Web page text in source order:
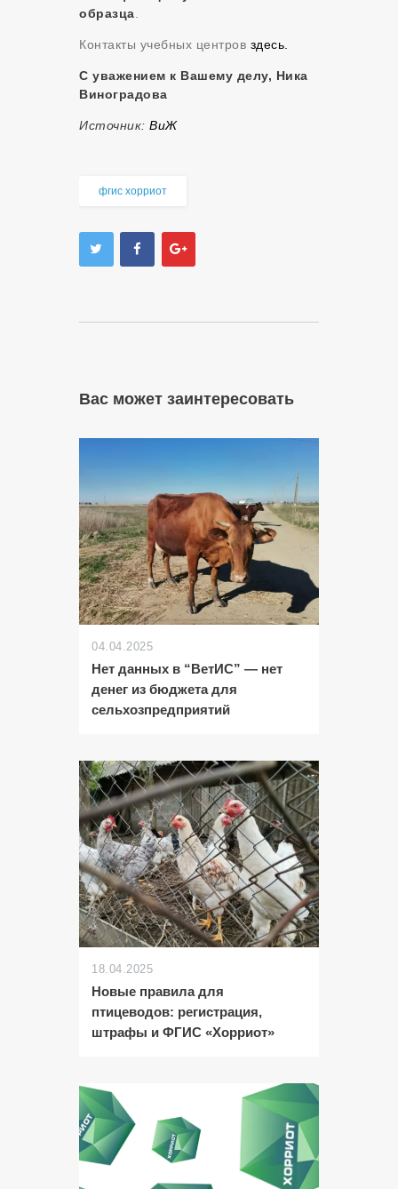
образца
Контакты учебных центров здесь.
С уважением к Вашему делу, Ника
Виноградова
Источник: ВиЖ
фгис хорриот
Вас может заинтересовать
04.04.2025
Нет данных в “ВетИС” — нет
денег из бюджета для
сельхозпредприятий
18.04.2025
Новые правила для
птицеводов: регистрация,
штрафы и ФГИС «Хорриот»